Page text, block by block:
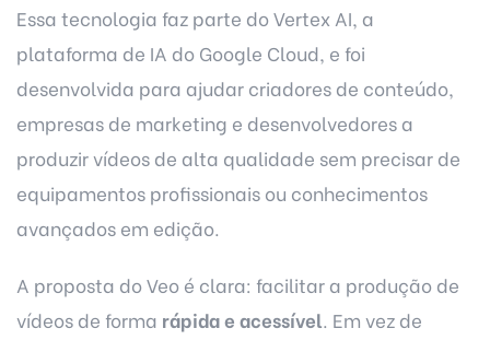
Essa tecnologia faz parte do Vertex AI, a
plataforma de IA do Google Cloud, e foi
desenvolvida para ajudar criadores de conteúdo,
empresas de marketing e desenvolvedores a
produzir vídeos de alta qualidade sem precisar de
equipamentos profissionais ou conhecimentos
avançados em edição.
A proposta do Veo é clara: facilitar a produção de
vídeos de forma rápida e acessível. Em vez de